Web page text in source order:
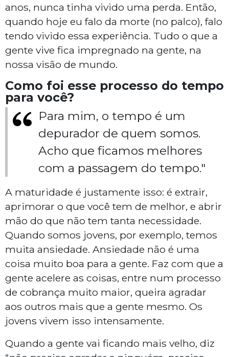
anos, nunca tinha vivido uma perda. Então,
quando hoje eu falo da morte (no palco), falo
tendo vivido essa experiência. Tudo o que a
gente vive fica impregnado na gente, na
nossa visão de mundo.
Como foi esse processo do tempo
para você?
Para mim, o tempo é um
depurador de quem somos.
Acho que ficamos melhores
com a passagem do tempo."
A maturidade é justamente isso: é extrair,
aprimorar o que você tem de melhor, e abrir
mão do que não tem tanta necessidade.
Quando somos jovens, por exemplo, temos
muita ansiedade. Ansiedade não é uma
coisa muito boa para a gente. Faz com que a
gente acelere as coisas, entre num processo
de cobrança muito maior, queira agradar
aos outros mais que a gente mesmo. Os
jovens vivem isso intensamente.
Quando a gente vai ficando mais velho, diz